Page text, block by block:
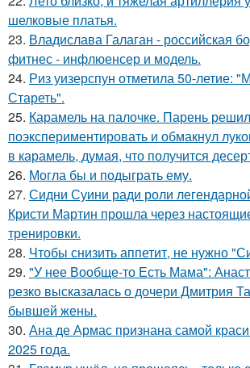
шелковые платья.
23. Владислава Галаган - российская
фитнес - инфлюенсер и модель.
24. Риз уизерспун отметила 50-летие:
Стареть".
25. Карамель на палочке. Парень решил
поэкспериментировать и обмакнул
в карамель, думая, что получится
26. Могла бы и подыграть ему.
27. Сидни Суини ради роли
Кристи Мартин прошла через
тренировки.
28. Чтобы снизить аппетит, не нужно
29. "У нее Вообще-то Есть Мама":
резко высказалась о дочери Дмитрия
бывшей жены.
30. Ана де Армас признана самой
2025 года.